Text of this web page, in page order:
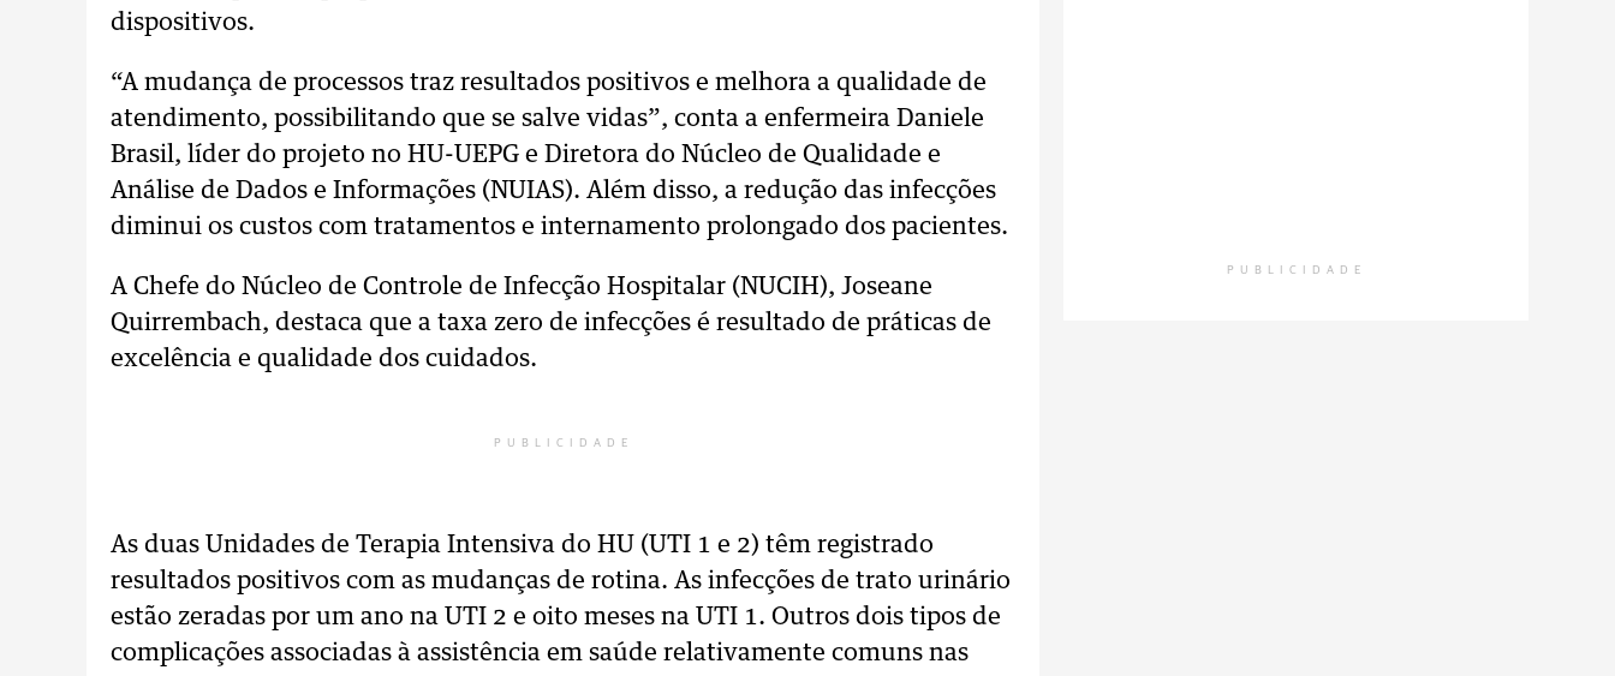
dispositivos.
“A mudança de processos traz resultados positivos e melhora a qualidade de
atendimento, possibilitando que se salve vidas”, conta a enfermeira Daniele
Brasil, líder do projeto no HU-UEPG e Diretora do Núcleo de Qualidade e
Análise de Dados e Informações (NUIAS). Além disso, a redução das infecções
diminui os custos com tratamentos e internamento prolongado dos pacientes.
A Chefe do Núcleo de Controle de Infecção Hospitalar (NUCIH), Joseane
Quirrembach, destaca que a taxa zero de infecções é resultado de práticas de
excelência e qualidade dos cuidados.
PUBLICIDADE
As duas Unidades de Terapia Intensiva do HU (UTI 1 e 2) têm registrado
resultados positivos com as mudanças de rotina. As infecções de trato urinário
estão zeradas por um ano na UTI 2 e oito meses na UTI 1. Outros dois tipos de
complicações associadas à assistência em saúde relativamente comuns nas
PUBLICIDADE